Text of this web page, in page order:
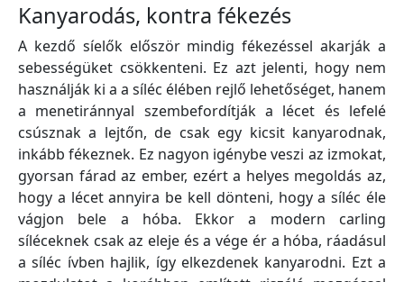
Kanyarodás, kontra fékezés
A kezdő síelők először mindig fékezéssel akarják a
sebességüket csökkenteni. Ez azt jelenti, hogy nem
használják ki a a síléc élében rejlő lehetőséget, hanem
a menetiránnyal szembefordítják a lécet és lefelé
csúsznak a lejtőn, de csak egy kicsit kanyarodnak,
inkább fékeznek. Ez nagyon igénybe veszi az izmokat,
gyorsan fárad az ember, ezért a helyes megoldás az,
hogy a lécet annyira be kell dönteni, hogy a síléc éle
vágjon bele a hóba. Ekkor a modern carling
síléceknek csak az eleje és a vége ér a hóba, ráadásul
a síléc ívben hajlik, így elkezdenek kanyarodni. Ezt a